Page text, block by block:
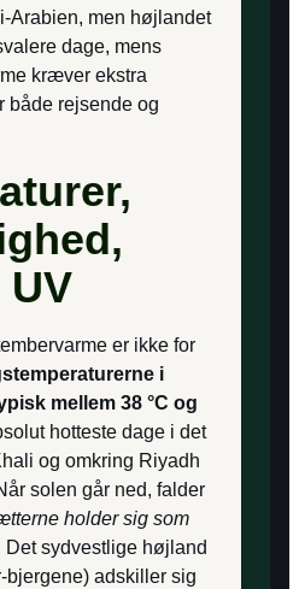
Arabien, men højlandet
dage, mens
kræver ekstra
både rejsende og
er ikke for
i
mellem 38 °C og
hotteste dage i det
og omkring Riyadh
solen går ned, falder
holder sig som
Det sydvestlige højland
bjergene) adskiller sig